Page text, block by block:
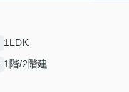
1LDK
1階/2階建